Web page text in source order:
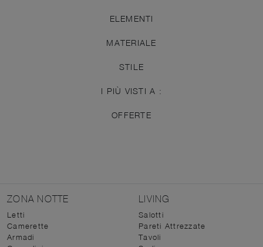
ELEMENTI
MATERIALE
STILE
I PIÙ VISTI A :
OFFERTE
ZONA NOTTE
Letti
Camerette
Armadi
LIVING
Salotti
Pareti Attrezzate
Tavoli